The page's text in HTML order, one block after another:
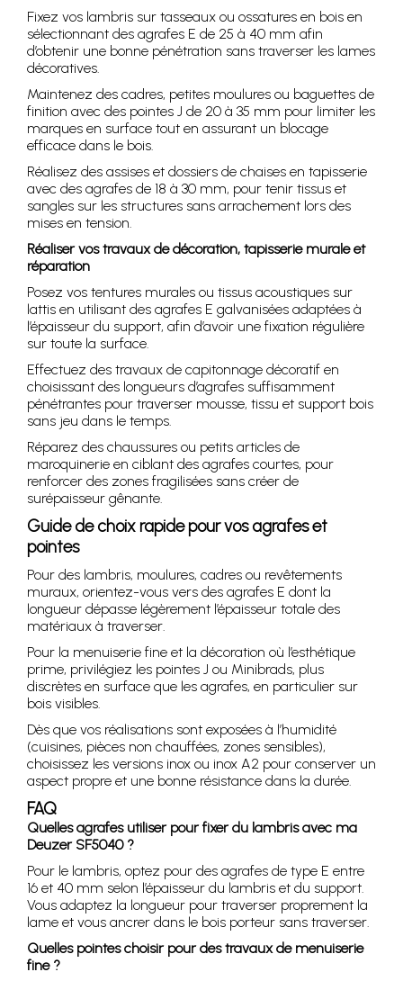
Fixez vos lambris sur tasseaux ou ossatures en bois en
sélectionnant des agrafes E de 25 à 40 mm afin
d’obtenir une bonne pénétration sans traverser les lames
décoratives.
Maintenez des cadres, petites moulures ou baguettes de
finition avec des pointes J de 20 à 35 mm pour limiter les
marques en surface tout en assurant un blocage
efficace dans le bois.
Réalisez des assises et dossiers de chaises en tapisserie
avec des agrafes de 18 à 30 mm, pour tenir tissus et
sangles sur les structures sans arrachement lors des
mises en tension.
Réaliser vos travaux de décoration, tapisserie murale et
réparation
Posez vos tentures murales ou tissus acoustiques sur
lattis en utilisant des agrafes E galvanisées adaptées à
l’épaisseur du support, afin d’avoir une fixation régulière
sur toute la surface.
Effectuez des travaux de capitonnage décoratif en
choisissant des longueurs d’agrafes suffisamment
pénétrantes pour traverser mousse, tissu et support bois
sans jeu dans le temps.
Réparez des chaussures ou petits articles de
maroquinerie en ciblant des agrafes courtes, pour
renforcer des zones fragilisées sans créer de
surépaisseur gênante.
Guide de choix rapide pour vos agrafes et
pointes
Pour des lambris, moulures, cadres ou revêtements
muraux, orientez-vous vers des agrafes E dont la
longueur dépasse légèrement l’épaisseur totale des
matériaux à traverser.
Pour la menuiserie fine et la décoration où l’esthétique
prime, privilégiez les pointes J ou Minibrads, plus
discrètes en surface que les agrafes, en particulier sur
bois visibles.
Dès que vos réalisations sont exposées à l’humidité
(cuisines, pièces non chauffées, zones sensibles),
choisissez les versions inox ou inox A2 pour conserver un
aspect propre et une bonne résistance dans la durée.
FAQ
Quelles agrafes utiliser pour fixer du lambris avec ma
Deuzer SF5040 ?
Pour le lambris, optez pour des agrafes de type E entre
16 et 40 mm selon l’épaisseur du lambris et du support.
Vous adaptez la longueur pour traverser proprement la
lame et vous ancrer dans le bois porteur sans traverser.
Quelles pointes choisir pour des travaux de menuiserie
fine ?